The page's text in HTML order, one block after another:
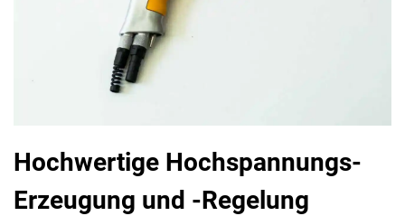
Hochwertige Hochspannungs-
Erzeugung und -Regelung